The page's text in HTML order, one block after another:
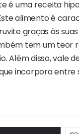
é uma receita
alimento é
graças às
tem um teor
Além disso, vale
incorpora entre